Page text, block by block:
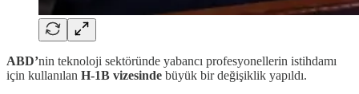
ABD’nin teknoloji sektöründe yabancı profesyonellerin istihdamı
için kullanılan H-1B vizesinde büyük bir değişiklik yapıldı.